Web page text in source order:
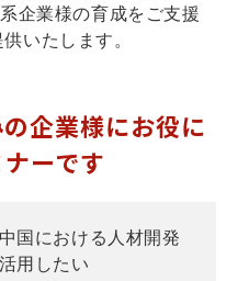
企業様の育成をご支援
いたします。
企業様にお役に
ーです
国における人材開発
用したい